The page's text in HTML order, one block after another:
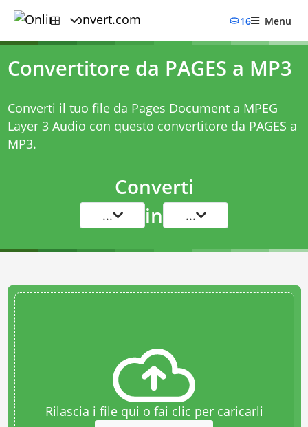
16 Menu
Convertitore da PAGES a MP3
Converti il tuo file da Pages Document a MPEG
Layer 3 Audio con questo convertitore da PAGES a
MP3.
Converti
... in ...
Rilascia i file qui o fai clic per caricarli